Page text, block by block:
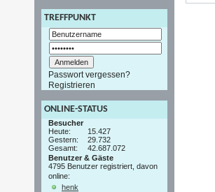
TREFFPUNKT
Passwort vergessen?
Registrieren
ONLINE-STATUS
Besucher
Heute:
15.427
Gestern:
29.732
Gesamt:
42.687.072
Benutzer & Gäste
4795 Benutzer registriert, davon
online:
henk